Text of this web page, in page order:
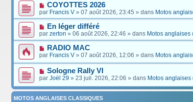
COYOTTES 2026
par Francis V » 07 août 2026, 23:45 » dans Motos
En léger différé
par zerton » 06 août 2026, 22:46 » dans Motos anglaises
RADIO MAC
par Francis V » 07 août 2026, 12:06 » dans Motos
Sologne Rally VI
par Joël 29 » 23 juil. 2026, 22:06 » dans Motos
MOTOS ANGLAISES CLASSIQUES